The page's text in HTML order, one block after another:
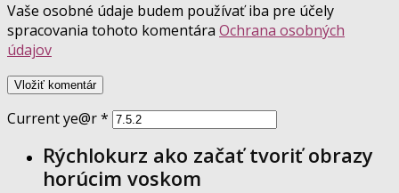
Vaše osobné údaje budem používať iba pre účely
spracovania tohoto komentára Ochrana osobných
údajov
Current ye@r*
Rýchlokurz ako začať tvoriť obrazy
horúcim voskom